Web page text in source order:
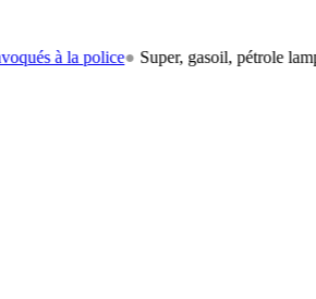
● Super, gasoil, pétrole lampant: le